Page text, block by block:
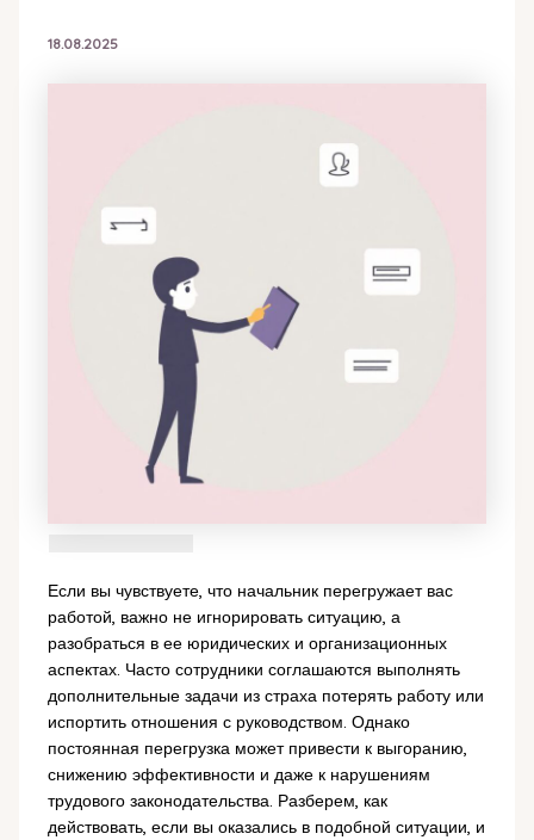
18.08.2025
Если вы чувствуете, что начальник перегружает вас
работой, важно не игнорировать ситуацию, а
разобраться в ее юридических и организационных
аспектах. Часто сотрудники соглашаются выполнять
дополнительные задачи из страха потерять работу или
испортить отношения с руководством. Однако
постоянная перегрузка может привести к выгоранию,
снижению эффективности и даже к нарушениям
трудового законодательства. Разберем, как
действовать, если вы оказались в подобной ситуации, и